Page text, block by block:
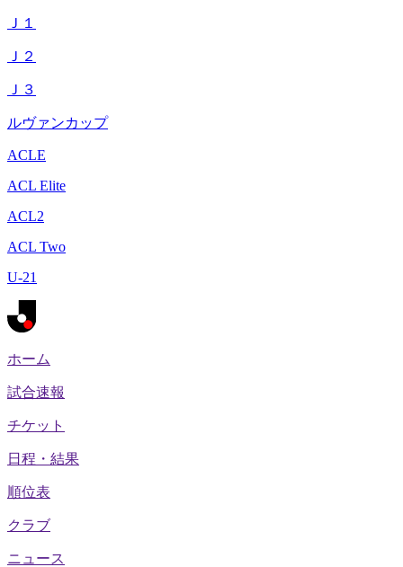
Ｊ１
Ｊ２
Ｊ３
ルヴァンカップ
ACLE
ACL Elite
ACL2
ACL Two
U-21
ホーム
試合速報
チケット
日程・結果
順位表
クラブ
ニュース